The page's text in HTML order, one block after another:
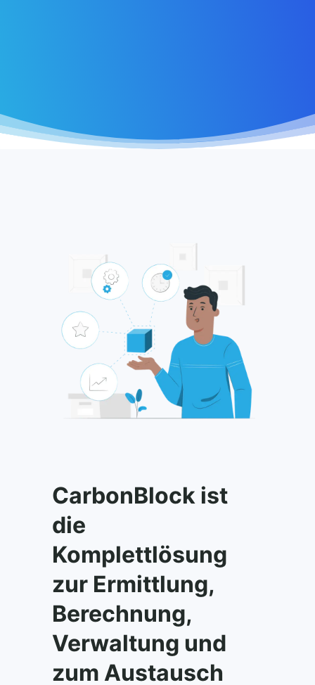
CarbonBlock ist
die
Komplettlösung
zur Ermittlung,
Berechnung,
Verwaltung und
zum Austausch